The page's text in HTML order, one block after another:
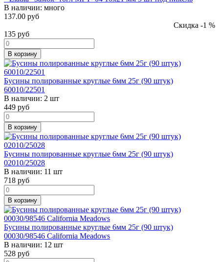
В наличии: много
137.00 руб
Скидка -1 %
135 руб
В корзину
Бусины полированные круглые 6мм 25г (90 штук)
60010/22501
В наличии: 2 шт
449 руб
В корзину
Бусины полированные круглые 6мм 25г (90 штук)
02010/25028
В наличии: 11 шт
718 руб
В корзину
Бусины полированные круглые 6мм 25г (90 штук)
00030/98546 California Meadows
В наличии: 12 шт
528 руб